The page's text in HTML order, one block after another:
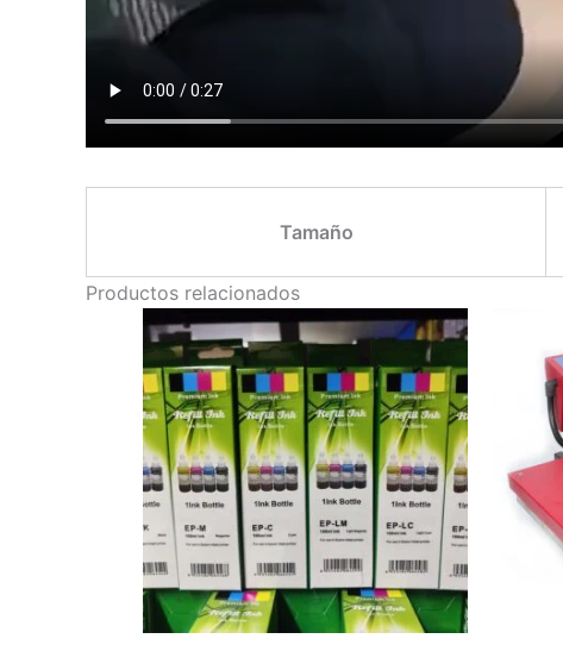
Tamaño
Productos relacionados
This
product
has
multiple
variants.
The
options
may
be
chosen
on